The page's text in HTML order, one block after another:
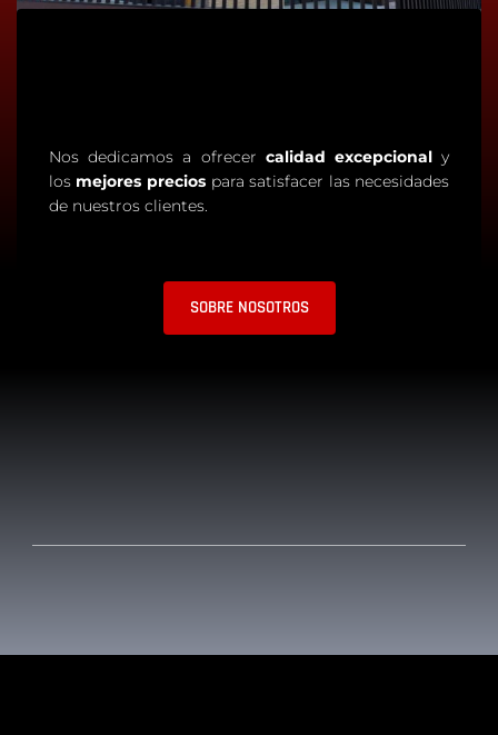
Nos dedicamos a ofrecer calidad excepcional y
los mejores preciospara satisfacer las necesidades
de nuestros clientes.
SOBRE NOSOTROS